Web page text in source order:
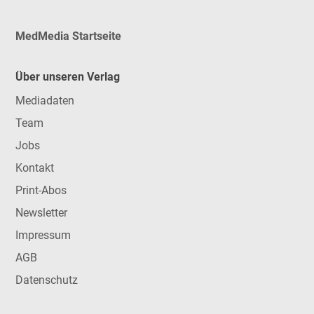
MedMedia Startseite
Über unseren Verlag
Mediadaten
Team
Jobs
Kontakt
Print-Abos
Newsletter
Impressum
AGB
Datenschutz